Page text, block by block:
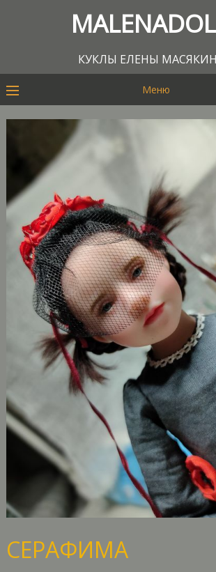
КУКЛЫ ЕЛЕНЫ
Меню
СЕРАФИМА